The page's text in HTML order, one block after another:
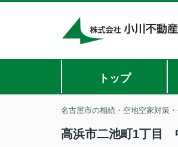
トップ
名古屋市の相続・空地空家対策
高浜市二池町1丁目